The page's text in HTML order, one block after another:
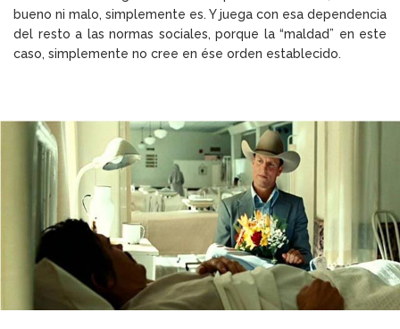
bueno ni malo, simplemente es. Y juega con esa dependencia
del resto a las normas sociales, porque la “maldad” en este
caso, simplemente no cree en ése orden establecido.